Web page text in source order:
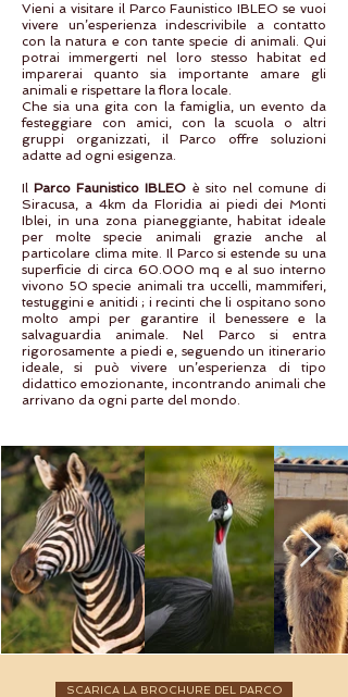
Vieni a visitare il Parco Faunistico IBLEO se vuoi
vivere un’esperienza indescrivibile a contatto
con la natura e con tante specie di animali. Qui
potrai immergerti nel loro stesso habitat ed
imparerai quanto sia importante amare gli
animali e rispettare la flora locale.
Che sia una gita con la famiglia, un evento da
festeggiare con amici, con la scuola o altri
gruppi organizzati, il Parco offre soluzioni
adatte ad ogni esigenza.
Il Parco Faunistico IBLEO è sito nel comune di
Siracusa, a 4km da Floridia ai piedi dei Monti
Iblei, in una zona pianeggiante, habitat ideale
per molte specie animali grazie anche al
particolare clima mite. Il Parco si estende su una
superficie di circa 60.000 mq e al suo interno
vivono 50 specie animali tra uccelli, mammiferi,
testuggini e anitidi ; i recinti che li ospitano sono
molto ampi per garantire il benessere e la
salvaguardia animale. Nel Parco si entra
rigorosamente a piedi e, seguendo un itinerario
ideale, si può vivere un’esperienza di tipo
didattico emozionante, incontrando animali che
arrivano da ogni parte del mondo.
SCARICA LA BROCHURE DEL PARCO